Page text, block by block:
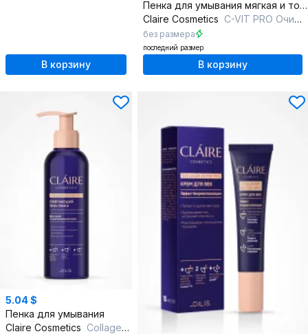
В корзину
Пенка для умывания мягкая и тонизирующая с витамином C
Claire Cosmetics C-VIT PRO Очищающая пенка-мусс для умывания
без размера
последний размер
В корзину
5.04 $
Пенка для умывания
Claire Cosmetics Collagen Active Pro Гель-пенка Смягчающий 195мл